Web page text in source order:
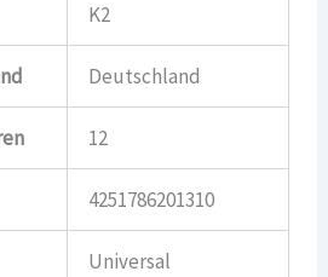
K2
Deutschland
12
4251786201310
Universal